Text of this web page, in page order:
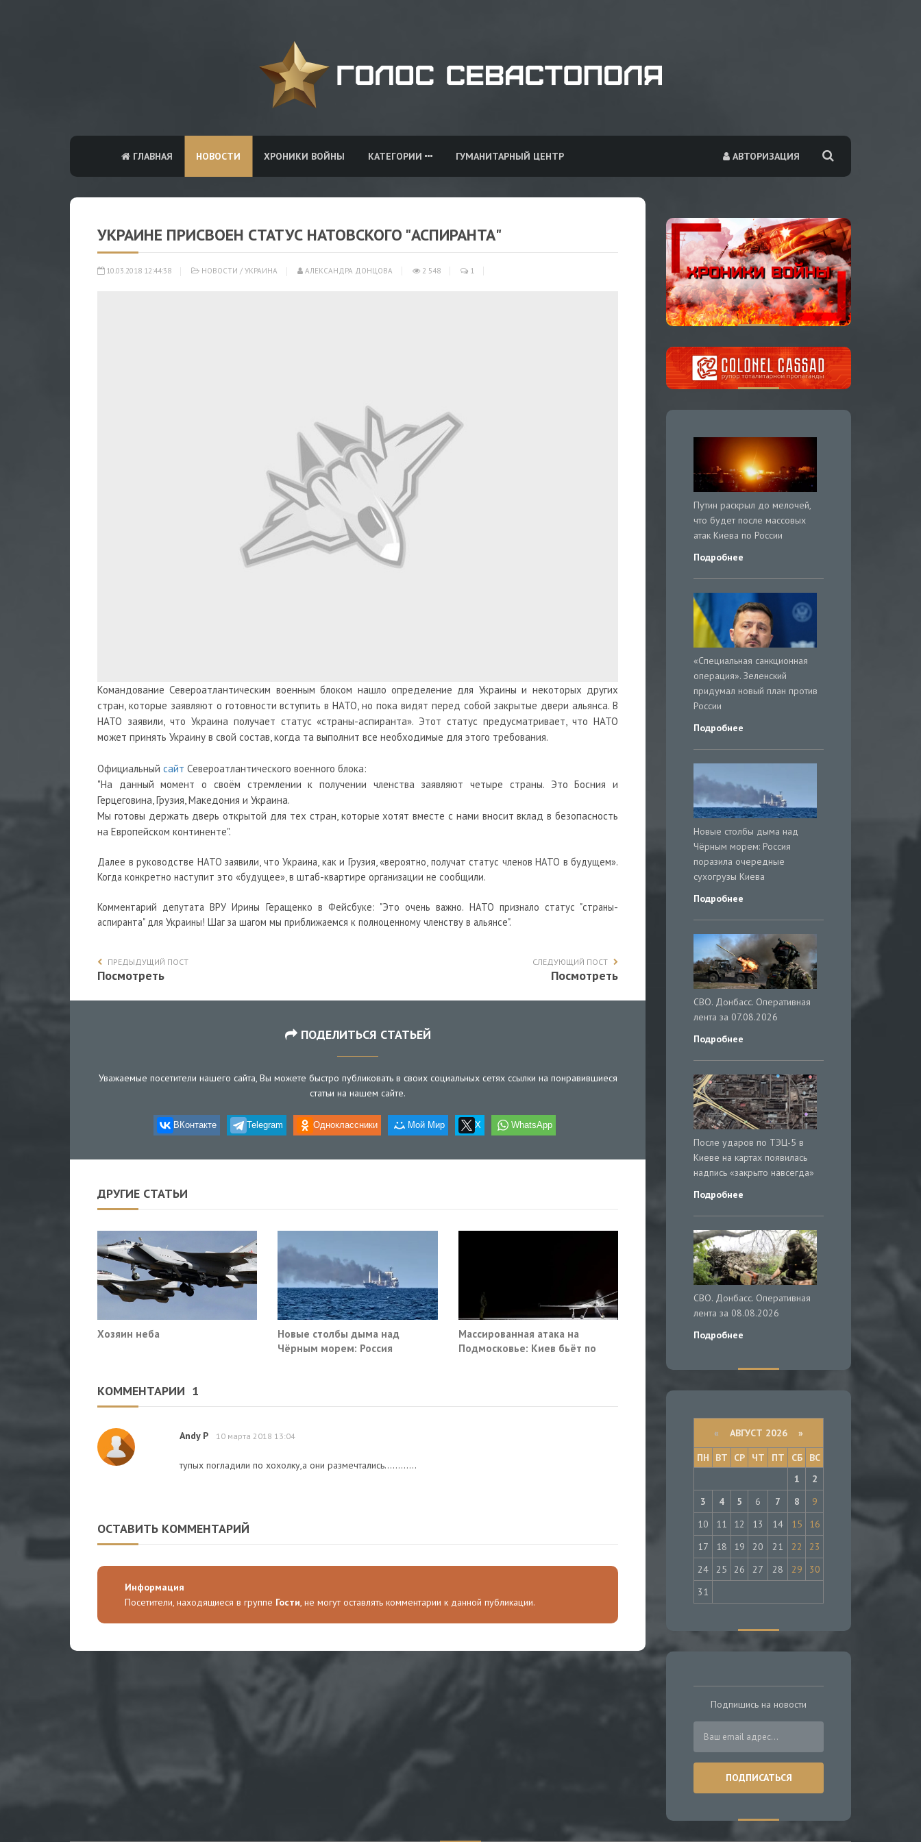
АВТОРИЗАЦИЯ
ГЛАВНАЯ НОВОСТИ ХРОНИКИ ВОЙНЫ КАТЕГОРИИ ГУМАНИТАРНЫЙ ЦЕНТР
УКРАИНЕ ПРИСВОЕН СТАТУС НАТОВСКОГО "АСПИРАНТА"
10.03.2018 12:44:38 НОВОСТИ / УКРАИНА АЛЕКСАНДРА ДОНЦОВА 2 548 1
Командование Североатлантическим военным блоком нашло определение для Украины и некоторых других
стран, которые заявляют о готовности вступить в НАТО, но пока видят перед собой закрытые двери альянса. В
НАТО заявили, что Украина получает статус «страны-аспиранта». Этот статус предусматривает, что НАТО
может принять Украину в свой состав, когда та выполнит все необходимые для этого требования.
Официальный сайт Североатлантического военного блока:
"На данный момент о своём стремлении к получении членства заявляют четыре страны. Это Босния и
Герцеговина, Грузия, Македония и Украина.
Мы готовы держать дверь открытой для тех стран, которые хотят вместе с нами вносит вклад в безопасность
на Европейском континенте".
Далее в руководстве НАТО заявили, что Украина, как и Грузия, «вероятно, получат статус членов НАТО в будущем».
Когда конкретно наступит это «будущее», в штаб-квартире организации не сообщили.
Комментарий депутата ВРУ Ирины Геращенко в Фейсбуке: "Это очень важно. НАТО признало статус "страны-
аспиранта" для Украины! Шаг за шагом мы приближаемся к полноценному членству в альянсе".
ПРЕДЫДУЩИЙ ПОСТ
Посмотреть
СЛЕДУЮЩИЙ ПОСТ
Посмотреть
ПОДЕЛИТЬСЯ СТАТЬЕЙ
Уважаемые посетители нашего сайта, Вы можете быстро публиковать в своих социальных сетях ссылки на понравившиеся
статьи на нашем сайте.
ВКонтакте Telegram Одноклассники Мой Мир X WhatsApp
ДРУГИЕ СТАТЬИ
Хозяин неба
Новые столбы дыма над
Чёрным морем: Россия
Массированная атака на
Подмосковье: Киев бьёт по
КОММЕНТАРИИ 1
Andy P 10 марта 2018 13:04
тупых погладили по хохолку,а они размечтались............
ОСТАВИТЬ КОММЕНТАРИЙ
Информация
Посетители, находящиеся в группе Гости, не могут оставлять комментарии к данной публикации.
Путин раскрыл до мелочей,
что будет после массовых
атак Киева по России
Подробнее
«Специальная санкционная
операция». Зеленский
придумал новый план против
России
Подробнее
Новые столбы дыма над
Чёрным морем: Россия
поразила очередные
сухогрузы Киева
Подробнее
СВО. Донбасс. Оперативная
лента за 07.08.2026
Подробнее
После ударов по ТЭЦ-5 в
Киеве на картах появилась
надпись «закрыто навсегда»
Подробнее
СВО. Донбасс. Оперативная
лента за 08.08.2026
Подробнее
« АВГУСТ 2026 »
ПН
ВТ СР ЧТ ПТ СБ
ВС
1
2
3
4 5 6 7 8
9
10
11 12 13 14 15
16
17
18 19 20 21 22
23
24
25 26 27 28 29
30
31
Подпишись на новости